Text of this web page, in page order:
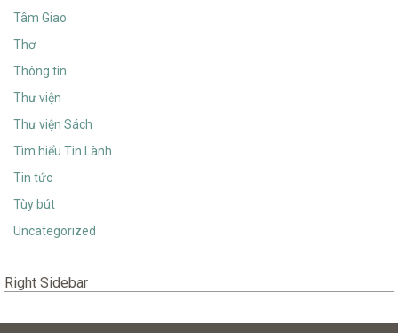
Tâm Giao
Thơ
Thông tin
Thư viện
Thư viện Sách
Tìm hiểu Tin Lành
Tin tức
Tùy bút
Uncategorized
Right Sidebar